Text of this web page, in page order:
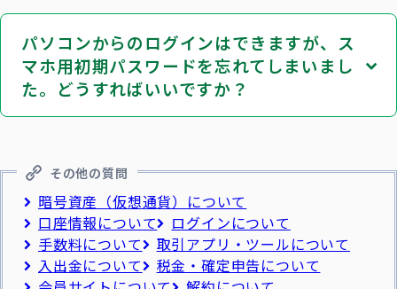
パソコンからのログインはできますが、ス
マホ用初期パスワードを忘れてしまいまし
た。どうすればいいですか？
その他の質問
暗号資産（仮想通貨）について
口座情報について
ログインについて
手数料について
取引アプリ・ツールについて
入出金について
税金・確定申告について